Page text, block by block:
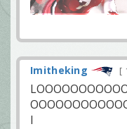
Imitheking
l